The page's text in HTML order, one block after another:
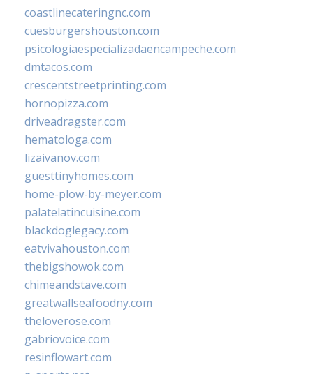
coastlinecateringnc.com
cuesburgershouston.com
psicologiaespecializadaencampeche.com
dmtacos.com
crescentstreetprinting.com
hornopizza.com
driveadragster.com
hematologa.com
lizaivanov.com
guesttinyhomes.com
home-plow-by-meyer.com
palatelatincuisine.com
blackdoglegacy.com
eatvivahouston.com
thebigshowok.com
chimeandstave.com
greatwallseafoodny.com
theloverose.com
gabriovoice.com
resinflowart.com